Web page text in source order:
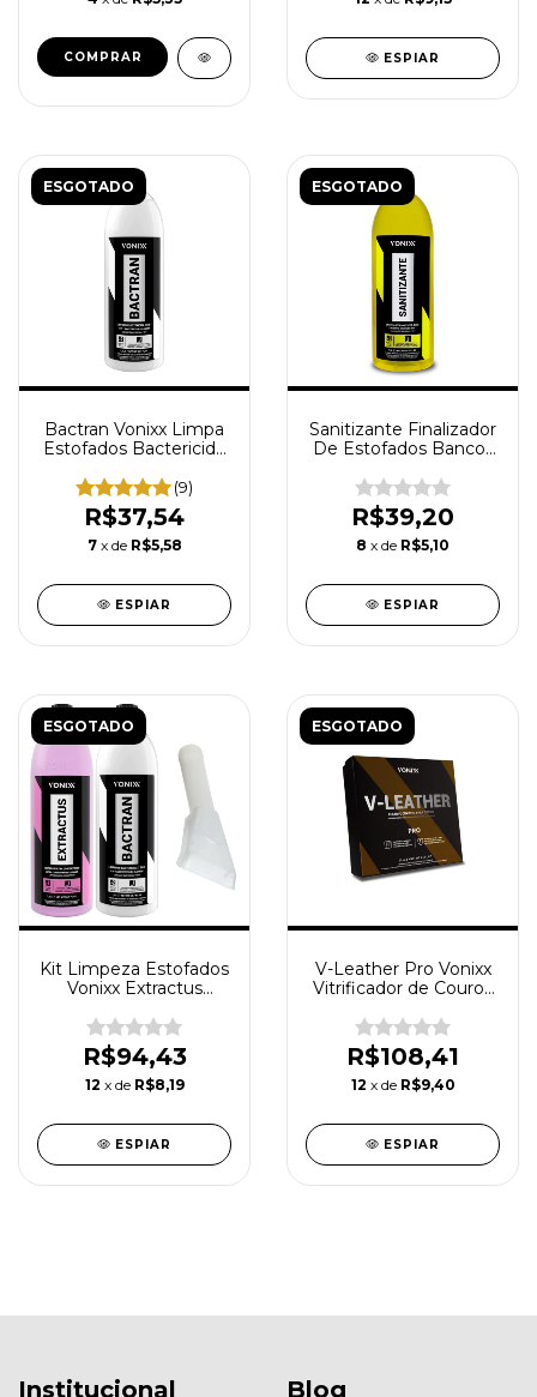
ESPIAR
ESGOTADO
Bactran Vonixx Limpa
Estofados Bactericida
Profissional 1,5L
(9)
R$37,54
7 x de R$5,58
ESPIAR
ESGOTADO
Sanitizante Finalizador
De Estofados Bancos
Automotivo Original
Vonixx 1,5L
R$39,20
8 x de R$5,10
ESPIAR
ESGOTADO
Kit Limpeza Estofados
Vonixx Extractus
R$94,43
12 x de R$8,19
ESPIAR
ESGOTADO
V-Leather Pro Vonixx
Vitrificador de Couros
Hidrorepelente
Selante Protetor 50ml
R$108,41
12 x de R$9,40
ESPIAR
Institucional Blog